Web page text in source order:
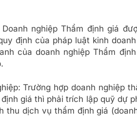
nghiệp Thẩm định giá
định của pháp luật kinh
của doanh nghiệp Thẩm
Trường hợp doanh nghiệp
giá thì phải trích lập quỹ dự
thu dịch vụ thẩm định giá